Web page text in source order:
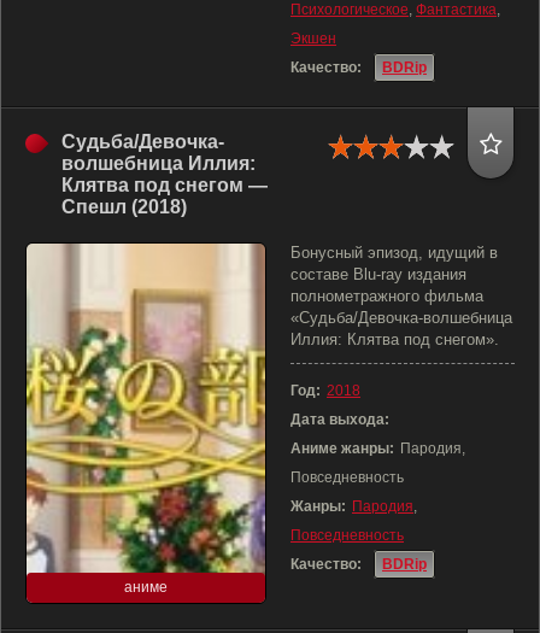
Психологическое, Фантастика,
Экшен
Качество:
BDRip
Судьба/Девочка-
волшебница Иллия:
Клятва под снегом —
Спешл (2018)
аниме
Бонусный эпизод, идущий в
составе Blu-ray издания
полнометражного фильма
«Судьба/Девочка-волшебница
Иллия: Клятва под снегом».
Год: 2018
Дата выхода:
Аниме жанры: Пародия,
Повседневность
Жанры: Пародия,
Повседневность
Качество:
BDRip